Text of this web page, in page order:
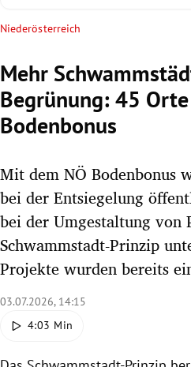
Untermenü
Untermenü
Untermenü
Untermenü
Untermenü
Untermenü
Untermenü
Niederösterreich
Mehr
Begrünung: 45
Bodenbonus
Mit dem NÖ Bodenbonus
bei der Entsiegelung
bei der Umgestaltung von
Schwammstadt-Prinzip
Projekte wurden bereits
03.07.2026, 14:15
4:03 Min